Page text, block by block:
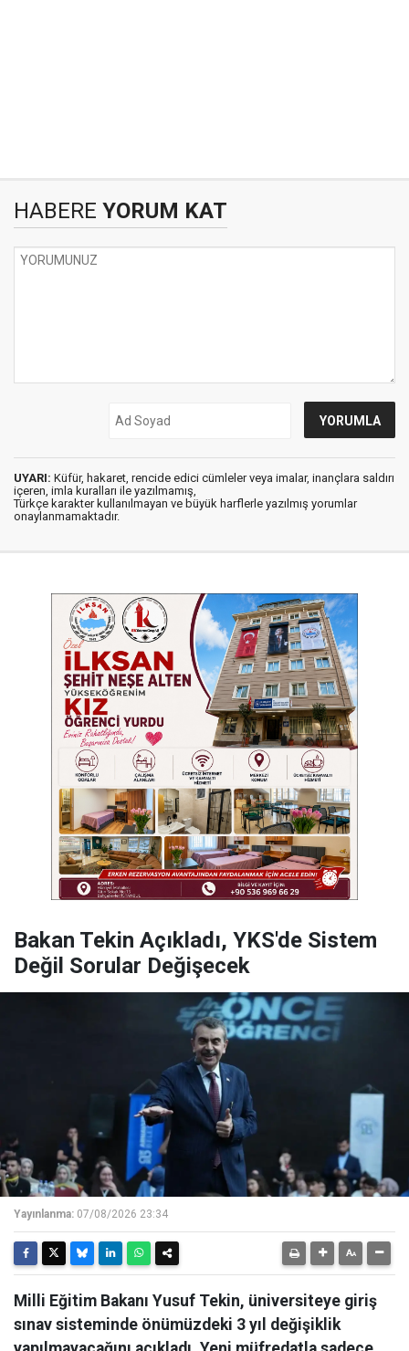
HABERE YORUM KAT
UYARI: Küfür, hakaret, rencide edici cümleler veya imalar, inançlara saldırı
içeren, imla kuralları ile yazılmamış,
Türkçe karakter kullanılmayan ve büyük harflerle yazılmış yorumlar
onaylanmamaktadır.
Bakan Tekin Açıkladı, YKS'de Sistem
Değil Sorular Değişecek
Yayınlanma: 07/08/2026 23:34
Milli Eğitim Bakanı Yusuf Tekin, üniversiteye giriş
sınav sisteminde önümüzdeki 3 yıl değişiklik